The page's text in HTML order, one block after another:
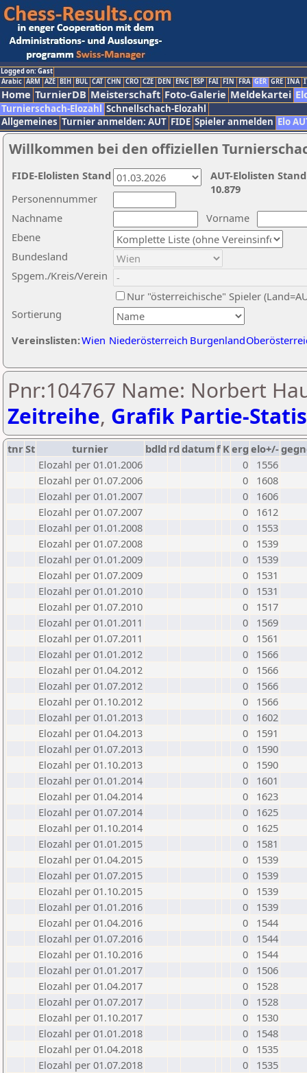
Logged on: Gast
Arabic ARM AZE BIH BUL CAT CHN CRO CZE DEN ENG ESP FAI FIN FRA GER GRE INA
Home TurnierDB Meisterschaft Foto-Galerie Meldekartei
Turnierschach-Elozahl Schnellschach-Elozahl
Allgemeines Turnier anmelden: AUT FIDE Spieler anmelden Elo
Willkommen bei den offiziellen
Nachname
Vorname
Ebene
Sortierung
Personennummer
Bundesland
Spgem./Kreis/Verein
Nur "österreichische" Spieler
Vereinslisten:Wien Niederösterreich Burgenland
AUT-Elolisten
10.879
FIDE-Elolisten Stand
Pnr:104767 Name: Norbert
Zeitreihe, Grafik Partie-
tnrSt turnier bdld rd datumf Kerg elo+/-
Elozahl per 01.01.2006
0
1556
Elozahl per 01.07.2006
0
1608
Elozahl per 01.01.2007
0
1606
Elozahl per 01.07.2007
0
1612
Elozahl per 01.01.2008
0
1553
Elozahl per 01.07.2008
0
1539
Elozahl per 01.01.2009
0
1539
Elozahl per 01.07.2009
0
1531
Elozahl per 01.01.2010
0
1531
Elozahl per 01.07.2010
0
1517
Elozahl per 01.01.2011
0
1569
Elozahl per 01.07.2011
0
1561
Elozahl per 01.01.2012
0
1566
Elozahl per 01.04.2012
0
1566
Elozahl per 01.07.2012
0
1566
Elozahl per 01.10.2012
0
1566
Elozahl per 01.01.2013
0
1602
Elozahl per 01.04.2013
0
1591
Elozahl per 01.07.2013
0
1590
Elozahl per 01.10.2013
0
1590
Elozahl per 01.01.2014
0
1601
Elozahl per 01.04.2014
0
1623
Elozahl per 01.07.2014
0
1625
Elozahl per 01.10.2014
0
1625
Elozahl per 01.01.2015
0
1581
Elozahl per 01.04.2015
0
1539
Elozahl per 01.07.2015
0
1539
Elozahl per 01.10.2015
0
1539
Elozahl per 01.01.2016
0
1539
Elozahl per 01.04.2016
0
1544
Elozahl per 01.07.2016
0
1544
Elozahl per 01.10.2016
0
1544
Elozahl per 01.01.2017
0
1506
Elozahl per 01.04.2017
0
1528
Elozahl per 01.07.2017
0
1528
Elozahl per 01.10.2017
0
1530
Elozahl per 01.01.2018
0
1548
Elozahl per 01.04.2018
0
1535
Elozahl per 01.07.2018
0
1535